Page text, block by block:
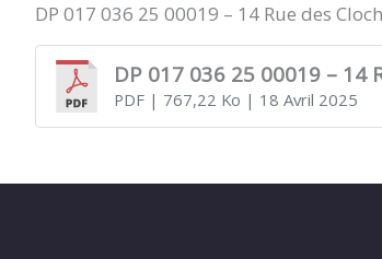
DP 017 036 25 00019 – 14 Rue des
DP 017 036 25 00019 – 14
PDF| 767,22 Ko | 18 Avril 2025